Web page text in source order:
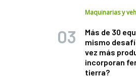
Maquinarias y
Más de 30
mismo
vez más
incorporan
tierra?